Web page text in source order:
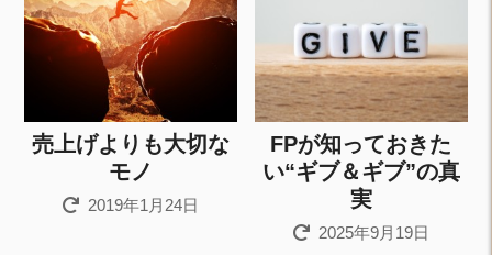
売上げよりも大切な
モノ
2019年1月24日
FPが知っておきた
い“ギブ＆ギブ”の真
実
2025年9月19日